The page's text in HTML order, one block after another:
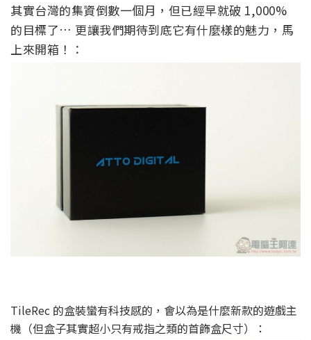
其實台灣的集資倒數一個月，但已經早就破 1,000%
的目標了… 更讓我們期待到底它有什麼樣的魅力，馬
上來開箱！：
TileRec 的盒裝蠻有科技感的，會以為是什麼新款的遊戲主
機（但盒子其實超小只有戒指之類的首飾盒尺寸）：